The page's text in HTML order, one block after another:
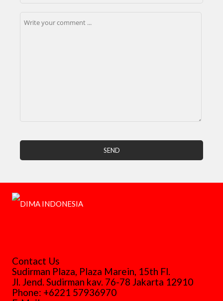
Contact Us
Sudirman Plaza, Plaza Marein, 15th Fl.
Jl. Jend. Sudirman kav. 76-78 Jakarta 12910
Phone: +6221 57936970